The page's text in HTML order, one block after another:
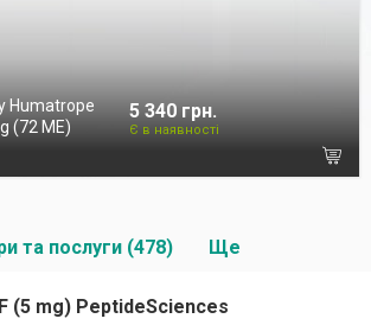
Humatrope
(72 МЕ)
5 340 грн.
Є в наявності
та послуги (478) Ще
(5 mg) PeptideSciences